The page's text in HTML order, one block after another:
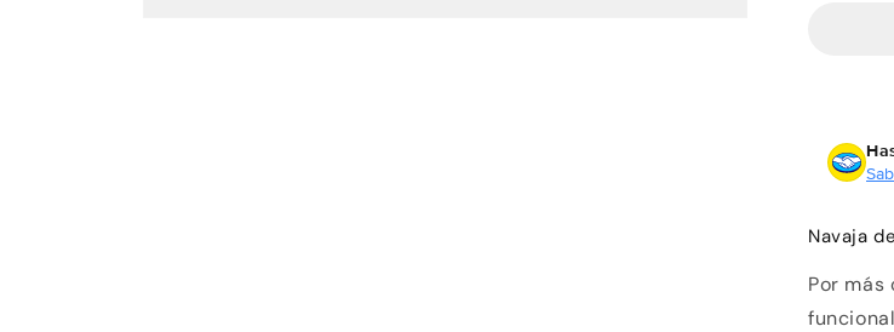
Usos
Navaja
Por más